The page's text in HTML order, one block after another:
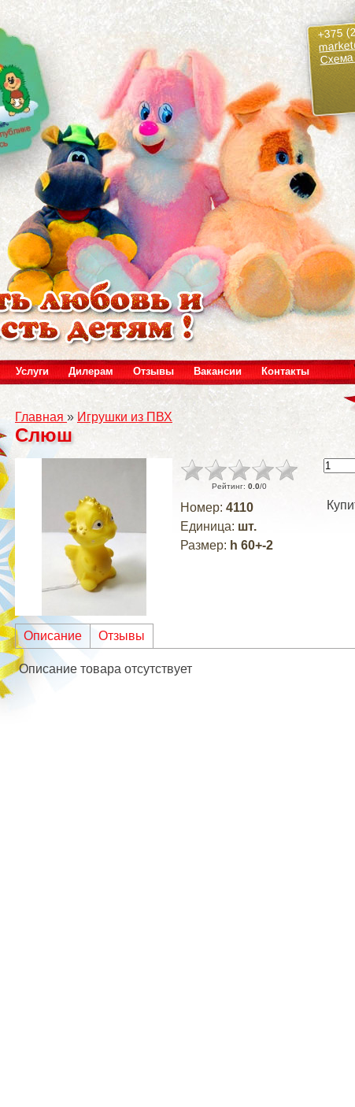
+375
Услуги Дилерам Отзывы Вакансии Контакты
Главная » Игрушки из ПВХ
Слюш
Рейтинг: 0.0/0
Номер: 4110
Единица: шт.
Размер: h 60+-2
Описание Отзывы
Описание товара отсутствует